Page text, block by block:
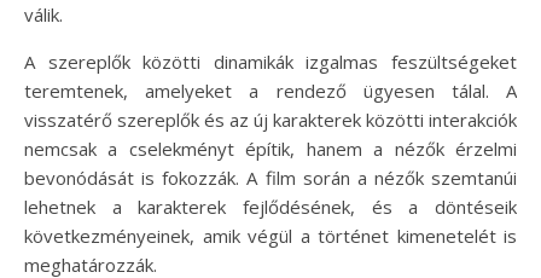
válik.
A szereplők közötti dinamikák izgalmas feszültségeket
teremtenek, amelyeket a rendező ügyesen tálal. A
visszatérő szereplők és az új karakterek közötti interakciók
nemcsak a cselekményt építik, hanem a nézők érzelmi
bevonódását is fokozzák. A film során a nézők szemtanúi
lehetnek a karakterek fejlődésének, és a döntéseik
következményeinek, amik végül a történet kimenetelét is
meghatározzák.